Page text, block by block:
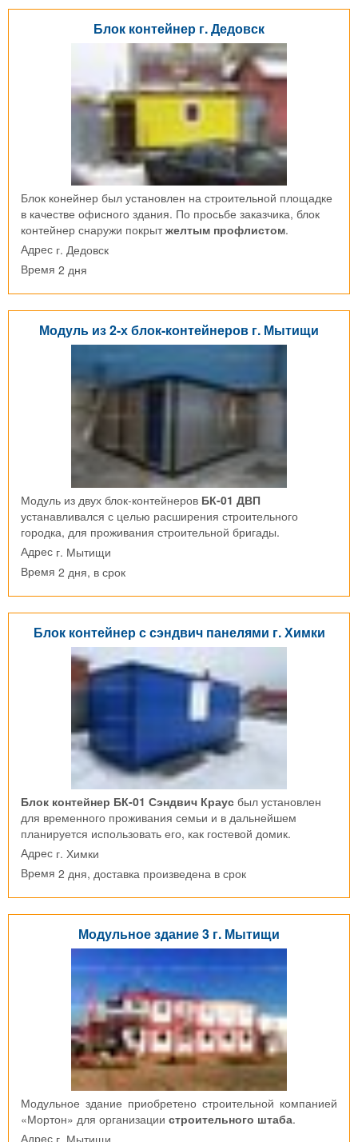
Блок контейнер г. Дедовск
Блок конейнер был установлен на строительной площадке
в качестве офисного здания. По просьбе заказчика, блок
контейнер снаружи покрытжелтым профлистом.
Адрес г. Дедовск
Время 2 дня
Модуль из 2-х блок-контейнеров г. Мытищи
Модуль из двух блок-контейнеров БК-01 ДВП
устанавливался с целью расширения строительного
городка, для проживания строительной бригады.
Адрес г. Мытищи
Время 2 дня, в срок
Блок контейнер с сэндвич панелями г. Химки
Блок контейнер БК-01 Сэндвич Краус был установлен
для временного проживания семьи и в дальнейшем
планируется использовать его, как гостевой домик.
Адрес г. Химки
Время 2 дня, доставка произведена в срок
Модульное здание 3 г. Мытищи
Модульное здание приобретено строительной компанией
«Мортон» для организации строительного штаба.
Адрес г. Мытищи